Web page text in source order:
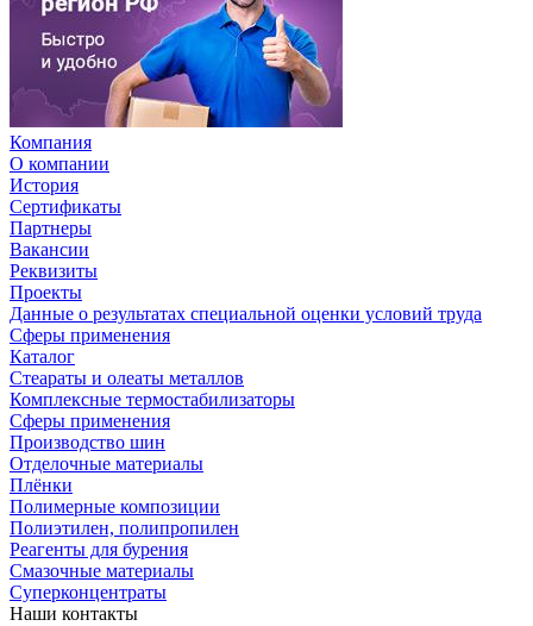
Компания
О компании
История
Сертификаты
Партнеры
Вакансии
Реквизиты
Проекты
Данные о результатах специальной оценки условий труда
Сферы применения
Каталог
Стеараты и олеаты металлов
Комплексные термостабилизаторы
Сферы применения
Производство шин
Отделочные материалы
Плёнки
Полимерные композиции
Полиэтилен, полипропилен
Реагенты для бурения
Смазочные материалы
Суперконцентраты
Наши контакты